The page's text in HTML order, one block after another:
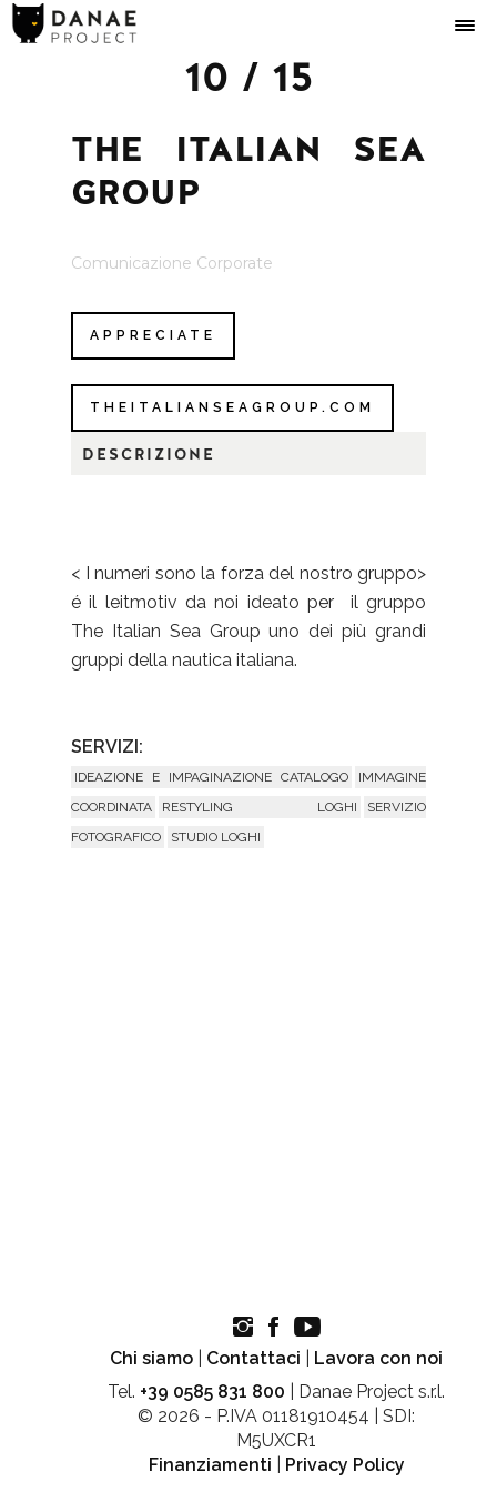
10 / 15
THE ITALIAN SEA
GROUP
Comunicazione Corporate
APPRECIATE
THEITALIANSEAGROUP.COM
DESCRIZIONE
< I numeri sono la forza del nostro gruppo>
é il leitmotiv da noi ideato per il gruppo
The Italian Sea Group uno dei più grandi
gruppi della nautica italiana.
SERVIZI:
IDEAZIONE E IMPAGINAZIONE CATALOGO
IMMAGINE
COORDINATA
RESTYLING LOGHI
SERVIZIO
FOTOGRAFICO
STUDIO LOGHI
Chi siamo Contattaci
Lavora con noi
Tel. +39 0585 831 800 | Danae Project s.r.l.
© 2026 - P.IVA 01181910454 | SDI:
M5UXCR1
Finanziamenti
Privacy Policy